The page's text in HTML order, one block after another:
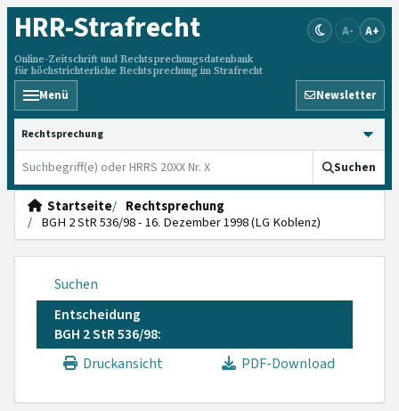
HRR-Strafrecht
Online-Zeitschrift und Rechtsprechungsdatenbank
für höchstrichterliche Rechtsprechung im Strafrecht
A- A+
Menü Newsletter
HRRS durchsuchen
Suchen
Startseite
Rechtsprechung
BGH 2 StR 536/98 - 16. Dezember 1998 (LG Koblenz)
Suchen
Entscheidung
BGH 2 StR 536/98:
Druckansicht
PDF-Download